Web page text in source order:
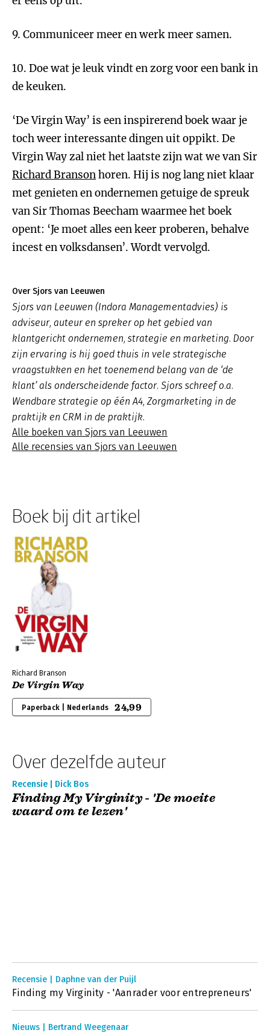
9. Communiceer meer en werk meer samen.
10. Doe wat je leuk vindt en zorg voor een bank in
de keuken.
‘De Virgin Way’ is een inspirerend boek waar je
toch weer interessante dingen uit oppikt. De
Virgin Way zal niet het laatste zijn wat we van Sir
Richard Bransonhoren. Hij is nog lang niet klaar
met genieten en ondernemen getuige de spreuk
van Sir Thomas Beecham waarmee het boek
opent: ‘Je moet alles een keer proberen, behalve
incest en volksdansen’. Wordt vervolgd.
Over Sjors van Leeuwen
Sjors van Leeuwen (Indora Managementadvies) is
adviseur, auteur en spreker op het gebied van
klantgericht ondernemen, strategie en marketing. Door
zijn ervaring is hij goed thuis in vele strategische
vraagstukken en het toenemend belang van de ‘de
klant’ als onderscheidende factor. Sjors schreef o.a.
Wendbare strategie op één A4, Zorgmarketing in de
praktijk en CRM in de praktijk.
Alle boeken van Sjors van Leeuwen
Alle recensies van Sjors van Leeuwen
Boek bij dit artikel
Richard Branson
De Virgin Way
Paperback | Nederlands 24,99
Over dezelfde auteur
Recensie | Dick Bos
Finding My Virginity - 'De moeite
waard om te lezen'
Recensie | Daphne van der Puijl
Finding my Virginity - 'Aanrader voor entrepreneurs'
Nieuws | Bertrand Weegenaar